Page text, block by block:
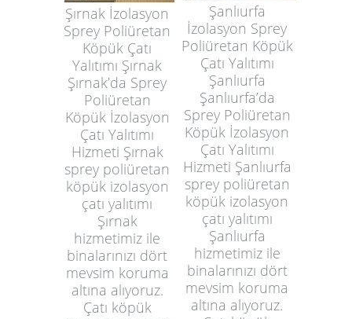
Şırnak İzolasyon
Sprey Poliüretan
Köpük Çatı
Yalıtımı Şırnak
Şırnak’da Sprey
Poliüretan
Köpük İzolasyon
Çatı Yalıtımı
Hizmeti Şırnak
sprey poliüretan
köpük izolasyon
çatı yalıtımı
Şırnak
hizmetimiz ile
binalarınızı dört
mevsim koruma
altına alıyoruz.
Çatı köpük
Şanlıurfa
İzolasyon Sprey
Poliüretan Köpük
Çatı Yalıtımı
Şanlıurfa
Şanlıurfa’da
Sprey Poliüretan
Köpük İzolasyon
Çatı Yalıtımı
Hizmeti Şanlıurfa
sprey poliüretan
köpük izolasyon
çatı yalıtımı
Şanlıurfa
hizmetimiz ile
binalarınızı dört
mevsim koruma
altına alıyoruz.